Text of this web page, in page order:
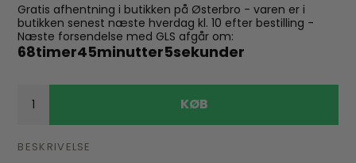
Gratis afhentning i butikken på Østerbro - varen er i
butikken senest næste hverdag kl. 10 efter bestilling -
Næste forsendelse med GLS afgår om:
68timer45minutter5sekunder
KØB
BESKRIVELSE